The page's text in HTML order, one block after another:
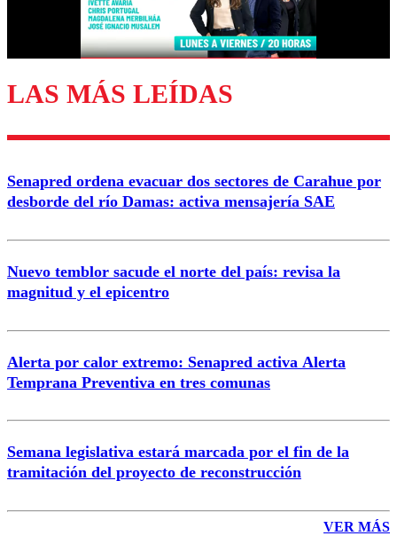
Enviar comentario
LAS MÁS LEÍDAS
Senapred ordena evacuar dos sectores de Carahue por
desborde del río Damas: activa mensajería SAE
Nuevo temblor sacude el norte del país: revisa la
magnitud y el epicentro
Alerta por calor extremo: Senapred activa Alerta
Temprana Preventiva en tres comunas
Semana legislativa estará marcada por el fin de la
tramitación del proyecto de reconstrucción
VER MÁS